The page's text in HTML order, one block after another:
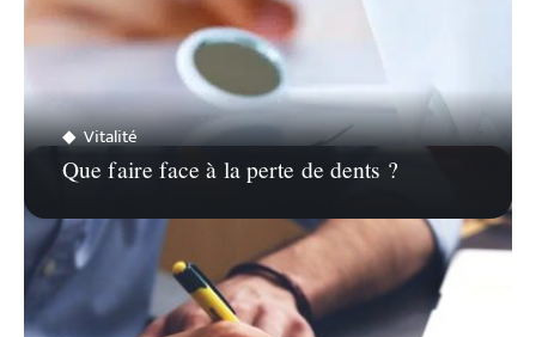
Vitalité
Que faire face à la perte de dents ?